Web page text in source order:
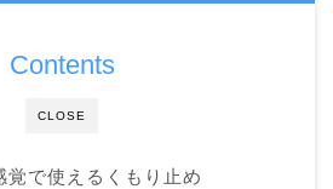
CLOSE
Contents
覚で使えるくもり止め